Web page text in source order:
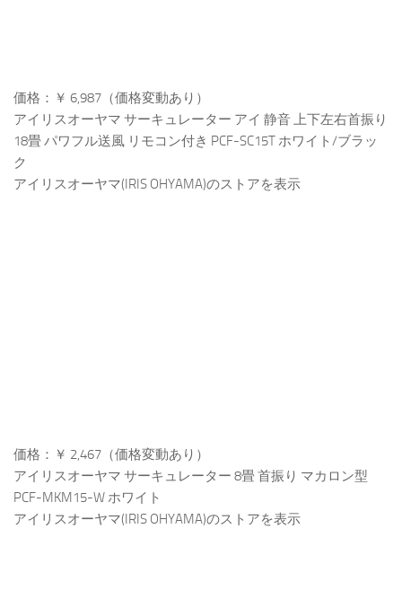
価格：￥ 6,987（価格変動あり）
アイリスオーヤマ サーキュレーター アイ 静音 上下左右首振り
18畳 パワフル送風 リモコン付き PCF-SC15T ホワイト/ブラッ
ク
アイリスオーヤマ(IRIS OHYAMA)のストアを表示
価格：￥ 2,467（価格変動あり）
アイリスオーヤマ サーキュレーター 8畳 首振り マカロン型
PCF-MKM15-W ホワイト
アイリスオーヤマ(IRIS OHYAMA)のストアを表示